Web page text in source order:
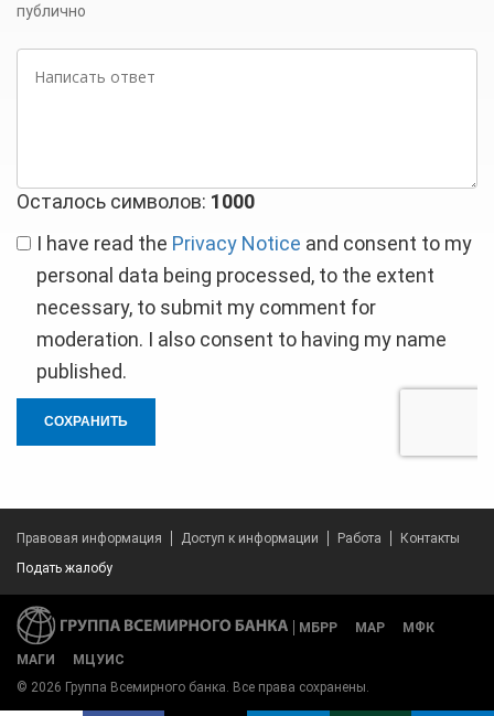
публично
ответ
Осталось символов: 1000
I have read the Privacy Notice and consent to my
personal data being processed, to the extent
necessary, to submit my comment for
moderation. I also consent to having my name
published.
СОХРАНИТЬ
Правовая информация Доступ к информации Работа
Контакты
Подать жалобу
МБРР МАР МФК
МАГИ
МЦУИС
© 2026 Группа Всемирного банка. Все права сохранены.